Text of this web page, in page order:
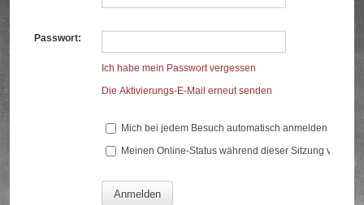
Passwort:
Ich habe mein Passwort vergessen
Die Aktivierungs-E-Mail erneut senden
Mich bei jedem Besuch automatisch anmelden
Meinen Online-Status während dieser Sitzung